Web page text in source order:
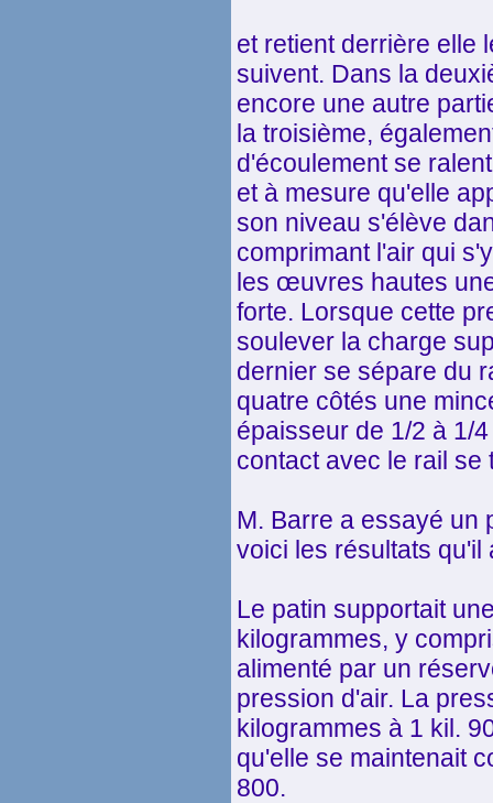
et retient derrière elle
suivent. Dans la
encore une autre
la troisième,
d'écoulement se
et à mesure qu'elle
son niveau s'élève
comprimant l'air qui
les œuvres hautes
forte. Lorsque cette
soulever la charge
dernier se sépare du
quatre côtés une
épaisseur de 1/2 à 1/
contact avec le rail se
M. Barre a essayé un
voici les résultats qu'il
Le patin supportait
kilogrammes, y
alimenté par un
pression d'air. La
kilogrammes à 1 kil.
qu'elle se maintenait
800.